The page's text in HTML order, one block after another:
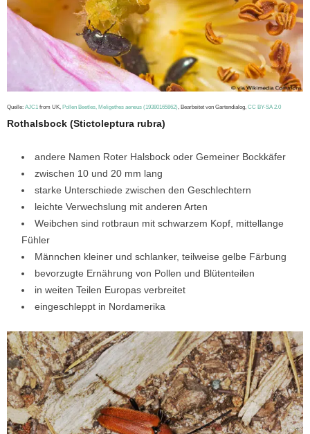
Quelle: AJC1 from UK, Pollen Beetles, Meligethes aeneus (19380165862) , Bearbeitet von Gartendialog, CC BY-SA 2.0
Rothalsbock (Stictoleptura rubra)
andere Namen Roter Halsbock oder Gemeiner Bockkäfer
zwischen 10 und 20 mm lang
starke Unterschiede zwischen den Geschlechtern
leichte Verwechslung mit anderen Arten
Weibchen sind rotbraun mit schwarzem Kopf, mittellange
Fühler
Männchen kleiner und schlanker, teilweise gelbe Färbung
bevorzugte Ernährung von Pollen und Blütenteilen
in weiten Teilen Europas verbreitet
eingeschleppt in Nordamerika